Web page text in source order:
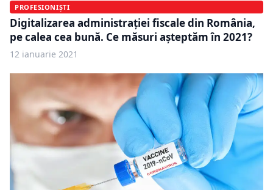
PROFESIONIȘTI
Digitalizarea administrației fiscale din România,
pe calea cea bună. Ce măsuri așteptăm în 2021?
12 ianuarie 2021